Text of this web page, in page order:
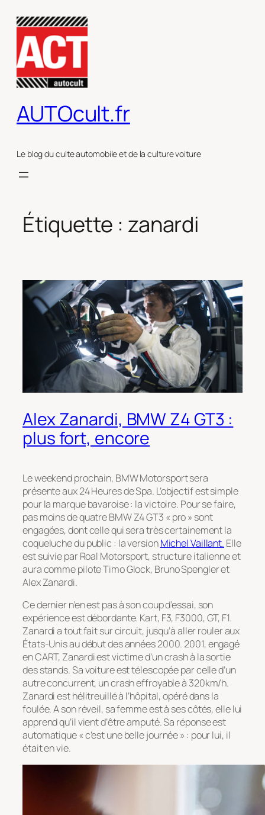
contenu
AUTOcult.fr
Le blog du culte automobile et de la culture voiture
Étiquette : zanardi
Alex Zanardi, BMW Z4 GT3 :
plus fort, encore
Le weekend prochain, BMW Motorsport sera
présente aux 24 Heures de Spa. L’objectif est simple
pour la marque bavaroise : la victoire. Pour se faire,
pas moins de quatre BMW Z4 GT3 « pro » sont
engagées, dont celle qui sera très certainement la
coqueluche du public : la versionMichel Vaillant. Elle
est suivie par Roal Motorsport, structure italienne et
aura comme pilote Timo Glock, Bruno Spengler et
Alex Zanardi.
Ce dernier n’en est pas à son coup d’essai, son
expérience est débordante. Kart, F3, F3000, GT, F1.
Zanardi a tout fait sur circuit, jusqu’à aller rouler aux
États-Unis au début des années 2000. 2001, engagé
en CART, Zanardi est victime d’un crash à la sortie
des stands. Sa voiture est télescopée par celle d’un
autre concurrent, un crash effroyable à 320km/h.
Zanardi est hélitreuillé à l’hôpital, opéré dans la
foulée. A son réveil, sa femme est à ses côtés, elle lui
apprend qu’il vient d’être amputé. Sa réponse est
automatique « c’est une belle journée » : pour lui, il
était en vie.